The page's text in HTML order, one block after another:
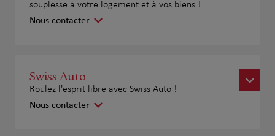
souplesse à votre logement et à vos biens !
Nous contacter
Swiss Auto
Roulez l'esprit libre avec Swiss Auto !
Nous contacter